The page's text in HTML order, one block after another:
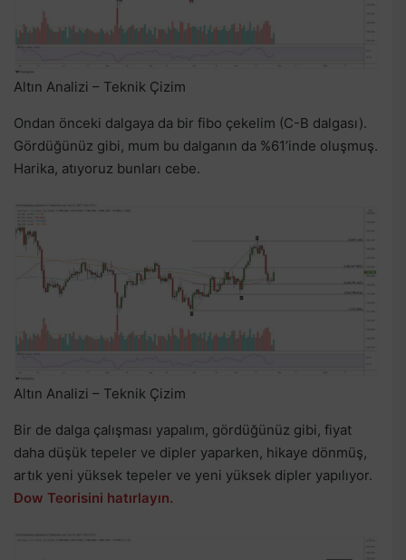
Altın Analizi – Teknik Çizim
Ondan önceki dalgaya da bir fibo çekelim (C-B dalgası).
Gördüğünüz gibi, mum bu dalganın da %61’inde oluşmuş.
Harika, atıyoruz bunları cebe.
Altın Analizi – Teknik Çizim
Bir de dalga çalışması yapalım, gördüğünüz gibi, fiyat
daha düşük tepeler ve dipler yaparken, hikaye dönmüş,
artık yeni yüksek tepeler ve yeni yüksek dipler yapılıyor.
Dow Teorisini hatırlayın.